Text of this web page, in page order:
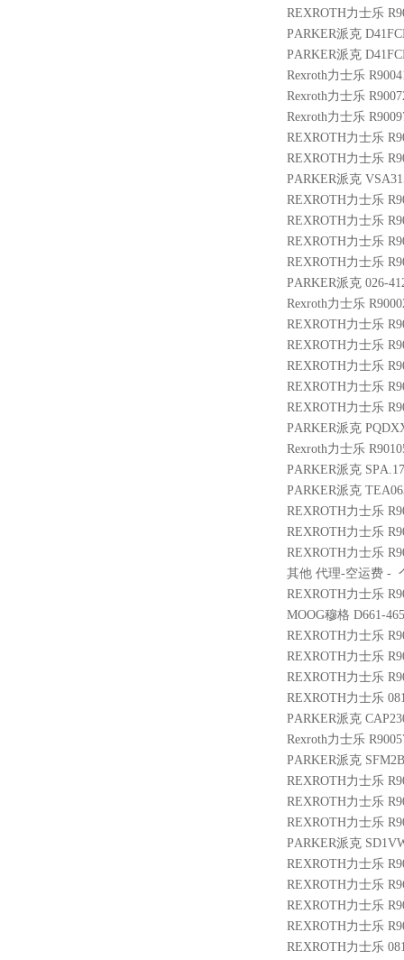
REXROTH力士乐
PARKER派克
PARKER派克
Rexroth力士乐
Rexroth力士乐
Rexroth力士乐
REXROTH力士乐
REXROTH力士乐
PARKER派克
REXROTH力士乐
REXROTH力士乐
REXROTH力士乐
REXROTH力士乐
PARKER派克 026-
Rexroth力士乐
REXROTH力士乐
REXROTH力士乐
REXROTH力士乐
REXROTH力士乐
REXROTH力士乐
PARKER派克
Rexroth力士乐
PARKER派克
PARKER派克
REXROTH力士乐
REXROTH力士乐
REXROTH力士乐
其他 代理-空运费 -
REXROTH力士乐
MOOG穆格 D661-
REXROTH力士乐
REXROTH力士乐
REXROTH力士乐
REXROTH力士乐
PARKER派克
Rexroth力士乐
PARKER派克
REXROTH力士乐
REXROTH力士乐
REXROTH力士乐
PARKER派克
REXROTH力士乐
REXROTH力士乐
REXROTH力士乐
REXROTH力士乐
REXROTH力士乐